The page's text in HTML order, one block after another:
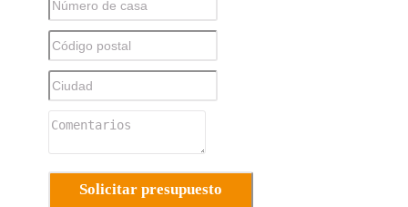
Solicitar presupuesto